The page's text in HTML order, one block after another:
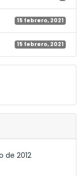
15 febrero, 2021
15 febrero, 2021
de 2012